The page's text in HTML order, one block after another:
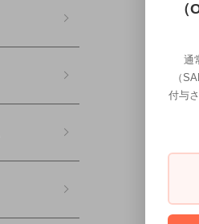
通
（
付与